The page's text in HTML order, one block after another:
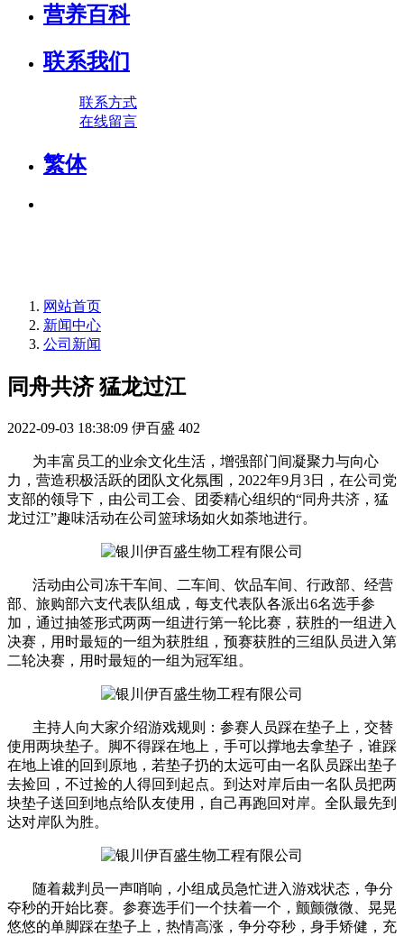
营养百科
联系我们
联系方式
在线留言
繁体
网站首页
新闻中心
公司新闻
同舟共济 猛龙过江
2022-09-03 18:38:09 伊百盛 402
为丰富员工的业余文化生活，增强部门间凝聚力与向心
力，营造积极活跃的团队文化氛围，2022年9月3日，在公司党
支部的领导下，由公司工会、团委精心组织的“同舟共济，猛
龙过江”趣味活动在公司篮球场如火如荼地进行。
活动由公司冻干车间、二车间、饮品车间、行政部、经营
部、旅购部六支代表队组成，每支代表队各派出6名选手参
加，通过抽签形式两两一组进行第一轮比赛，获胜的一组进入
决赛，用时最短的一组为获胜组，预赛获胜的三组队员进入第
二轮决赛，用时最短的一组为冠军组。
主持人向大家介绍游戏规则：参赛人员踩在垫子上，交替
使用两块垫子。脚不得踩在地上，手可以撑地去拿垫子，谁踩
在地上谁的回到原地，若垫子扔的太远可由一名队员踩出垫子
去捡回，不过捡的人得回到起点。到达对岸后由一名队员把两
块垫子送回到地点给队友使用，自己再跑回对岸。全队最先到
达对岸队为胜。
随着裁判员一声哨响，小组成员急忙进入游戏状态，争分
夺秒的开始比赛。参赛选手们一个扶着一个，颤颤微微、晃晃
悠悠的单脚踩在垫子上，热情高涨，争分夺秒，身手矫健，充